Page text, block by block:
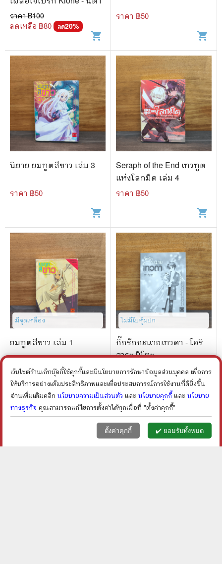
ราคา ฿100
ลดเหลือ ฿80 ลด20%
shopping_cart
ราคา ฿50
shopping_cart
นิยาย ยมทูตสีขาว เล่ม 3
ราคา ฿50
shopping_cart
Seraph of the End เทวทูต
แห่งโลกมืด เล่ม 4
ราคา ฿50
shopping_cart
มีจุดเหลือง
ยมทูตสีขาว เล่ม 1
ราคา ฿20
shopping_cart
ไม่มีใบหุ้มปก
กิ๊กรักกะนายเทวดา - โอริ
ฮาระ มิโตะ
ราคา ฿30
shopping_cart
ตะกร้า (0 faceเมนูลูกค้า
เว็บไซต์ร้านเก็ทบุ๊คกี้ใช้คุกกี้และมีนโยบายการรักษาข้อมูลส่วนบุคคล เพื่อการ
ให้บริการอย่างเต็มประสิทธิภาพและเพื่อประสบการณ์การใช้งานที่ดียิ่งขึ้น
อ่านเพิ่มเติมคลิก นโยบายความเป็นส่วนตัว และ นโยบายคุกกี้ และ นโยบาย
ทางธุรกิจ คุณสามารถแก้ไขการตั้งค่าได้ทุกเมื่อที่ "ตั้งค่าคุกกี้"
ตั้งค่าคุกกี้ ✔️ ยอมรับทั้งหมด